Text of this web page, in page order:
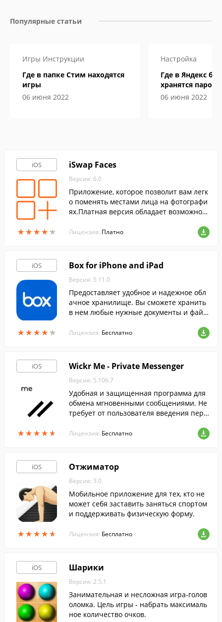
Популярные статьи
Игры Инструкции
Где в папке Стим находятся
игры
06 июня 2022
Настройка
Где в Яндекс
хранятся пароли
06 июня 2022
iOS
★★★★★
★★★★★
iSwap Faces
Версия: 6.0
Приложение, которое позволит вам легк
о поменять местами лица на фотографи
ях.Платная версия обладает возможност
фотографий.
Лицензия: Платно
iOS
★★★★★
★★★★★
Box for iPhone and iPad
Версия: 5.11.0
Предоставляет удобное и надежное обл
ачное хранилище. Вы сможете хранить
в нем любые нужные документы и файл
находились.
Лицензия: Бесплатно
iOS
★★★★★
★★★★★
Wickr Me - Private Messenger
Версия: 5.106.7
Удобная и защищенная программа для
обмена мгновенными сообщениями. Не
требует от пользователя введения перс
Лицензия: Бесплатно
iOS
★★★★★
★★★★★
Отжиматор
Версия: 3.0
Мобильное приложение для тех, кто не
может себя заставить заняться спортом
и поддерживать физическую форму.
Лицензия: Бесплатно
iOS Шарики
Версия: 2.5.1
Занимательная и несложная игра-голов
оломка. Цель игры - набрать максималь
ное количество очков.